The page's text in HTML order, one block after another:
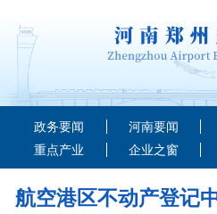
政务要闻 河南要闻
重点产业
企业之窗
航空港区不动产登记